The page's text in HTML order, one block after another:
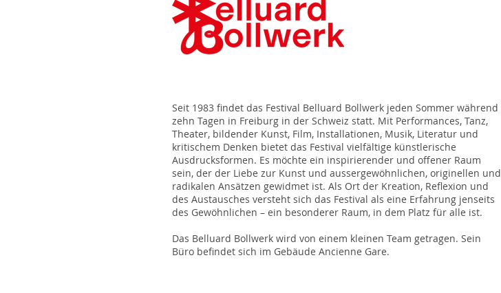
Seit 1983 findet das Festival Belluard Bollwerk jeden Sommer während
zehn Tagen in Freiburg in der Schweiz statt. Mit Performances, Tanz,
Theater, bildender Kunst, Film, Installationen, Musik, Literatur und
kritischem Denken bietet das Festival vielfältige künstlerische
Ausdrucksformen. Es möchte ein inspirierender und offener Raum
sein, der der Liebe zur Kunst und aussergewöhnlichen, originellen und
radikalen Ansätzen gewidmet ist. Als Ort der Kreation, Reflexion und
des Austausches versteht sich das Festival als eine Erfahrung jenseits
des Gewöhnlichen – ein besonderer Raum, in dem Platz für alle ist.
Das Belluard Bollwerk wird von einem kleinen Team getragen. Sein
Büro befindet sich im Gebäude Ancienne Gare.